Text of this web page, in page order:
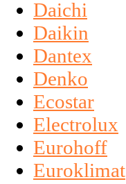
Daichi
Daikin
Dantex
Denko
Ecostar
Electrolux
Eurohoff
Euroklimat